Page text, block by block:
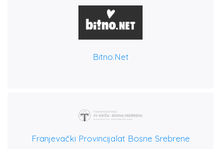
Bitno.net
Franjevački Provincijalat Bosne Srebrene